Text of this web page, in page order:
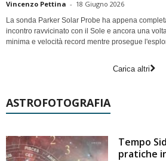
Vincenzo Pettina - 18 Giugno 2026
La sonda Parker Solar Probe ha appena
incontro ravvicinato con il Sole e ancora una
minima e velocità record mentre prosegue
Carica altri
ASTROFOTOGRAFIA
Tempo
pratiche